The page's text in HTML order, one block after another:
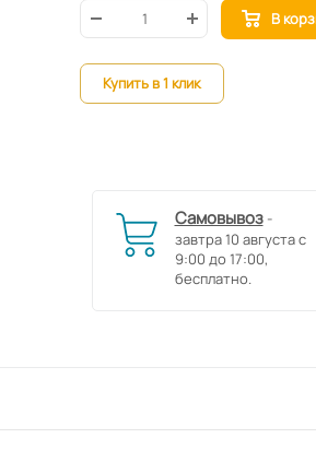
В
Купить в 1 клик
Самовывоз-
завтра 10 августа с
9:00 до 17:00,
бесплатно.